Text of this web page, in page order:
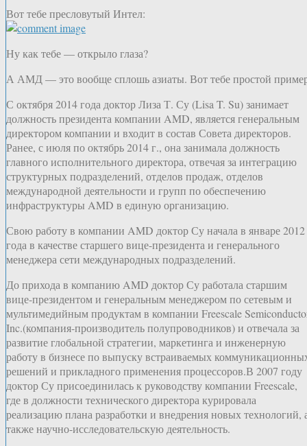
Вот тебе пресловутый Интел:
Ну как тебе — открыло глаза?
А АМД — это вообще сплошь азиаты. Вот тебе простой
С октября 2014 года доктор Лиза Т. Су (Lisa T. Su) занимает
должность президента компании AMD, является генеральным
директором компании и входит в состав Совета директоров.
Ранее, с июля по октябрь 2014 г., она занимала должность
главного исполнительного директора, отвечая за интеграцию
структурных подразделений, отделов продаж, отделов
международной деятельности и групп по обеспечению
инфраструктуры AMD в единую организацию.
Свою работу в компании AMD доктор Су начала в январе 2012
года в качестве старшего вице-президента и генерального
менеджера сети международных подразделений.
До прихода в компанию AMD доктор Су работала старшим
вице-президентом и генеральным менеджером по сетевым и
мультимедийным продуктам в компании Freescale
Inc.(компания-производитель полупроводников) и отвечала за
развитие глобальной стратегии, маркетинга и инженерную
работу в бизнесе по выпуску встраиваемых
решений и прикладного применения процессоров.В 2007 году
доктор Су присоединилась к руководству компании Freescale,
где в должности технического директора курировала
реализацию плана разработки и внедрения новых технологий,
также научно-исследовательскую деятельность.